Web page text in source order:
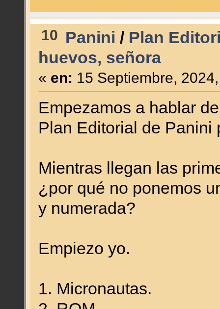
10 Panini / Plan
huevos, señora
« en: 15 Septiembre,
Empezamos a hablar
Plan Editorial de Panini
Mientras llegan las
¿por qué no ponemos
y numerada?
Empiezo yo.
1. Micronautas.